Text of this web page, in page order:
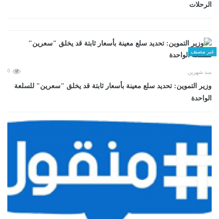
الرحلات
غير مصنف
منذ شهرين 0
وزير التموين: تحديد سلع معينة بأسعار ثابتة قد يخلق "سعرين" للسلعة
الواحدة